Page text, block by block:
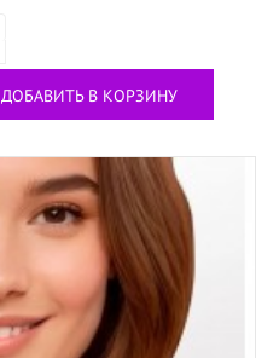
ДОБАВИТЬ В КОРЗИНУ